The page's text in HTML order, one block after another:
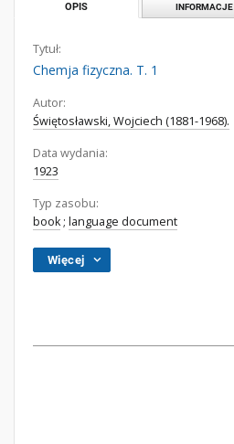
OPIS INFORMACJE
Tytuł:
Chemja fizyczna. T. 1
Autor:
Świętosławski, Wojciech (1881-1968).
Data wydania:
1923
Typ zasobu:
book; language document
Więcej